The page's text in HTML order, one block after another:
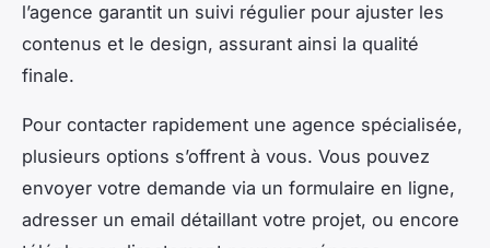
l’agence garantit un suivi régulier pour ajuster les
contenus et le design, assurant ainsi la qualité
finale.
Pour contacter rapidement une agence spécialisée,
plusieurs options s’offrent à vous. Vous pouvez
envoyer votre demande via un formulaire en ligne,
adresser un email détaillant votre projet, ou encore